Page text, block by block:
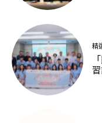
精